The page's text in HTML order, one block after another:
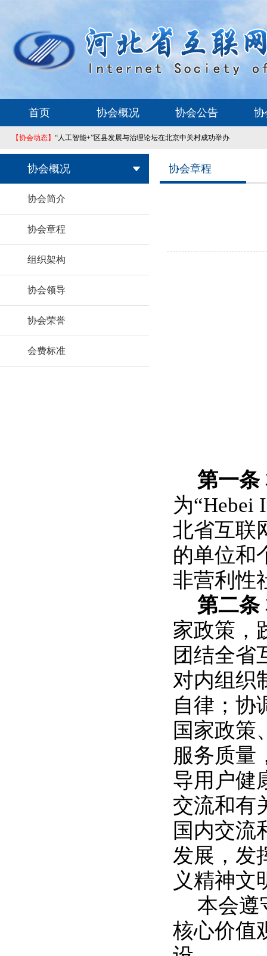
首页 协会概况 协会公告 协
【协会动态】 “人工智能+”区县发展与治理论坛在北京中关村成功举办
协会概况
协会简介
协会章程
组织架构
协会领导
协会荣誉
会费标准
协会章程
第一条
为“Hebei
北省互联
的单位和
非营利性
第二条
家政策，
团结全省
对内组织
自律；协
国家政策
服务质量
导用户健
交流和有
国内交流
发展，发
义精神文
本会遵
核心价值